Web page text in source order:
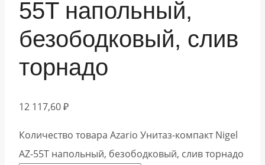
55T напольный,
безободковый, слив
торнадо
12 117,60₽
Количество товара Azario Унитаз-компакт Nigel
AZ-55T напольный, безободковый, слив торнадо